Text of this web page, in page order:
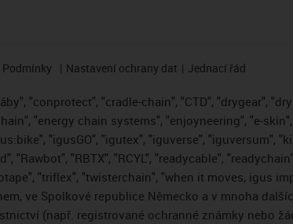
Podmínky Nastavení ochrany dat Jednací řád
"conprotect", "cradle-chain", "CTD", "drygear",
"energy chain systems", "enjoyneering", "e-
"igusGO", "igutex", "iguverse", "iguversum",
"RBTX", "RCYL", "readycable",
"triflex", "twisterchain", "when it moves, igus
ve Spolkové republice Německo a v mnoha
(např. registrované ochranné známky nebo